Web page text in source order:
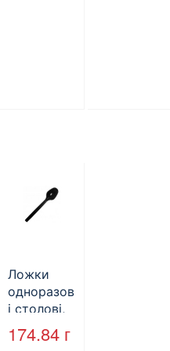
Ложки
одноразов
і столові,
чорні,
довжина
174.84 г